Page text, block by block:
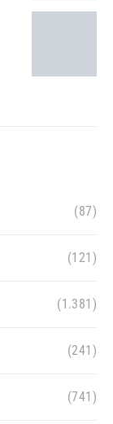
(87)
(121)
(1.381)
(241)
(741)